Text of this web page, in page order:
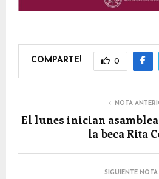
COMPARTE! 0
NOTA
El lunes inician
la beca Rita
SIGUIENTE NOTA